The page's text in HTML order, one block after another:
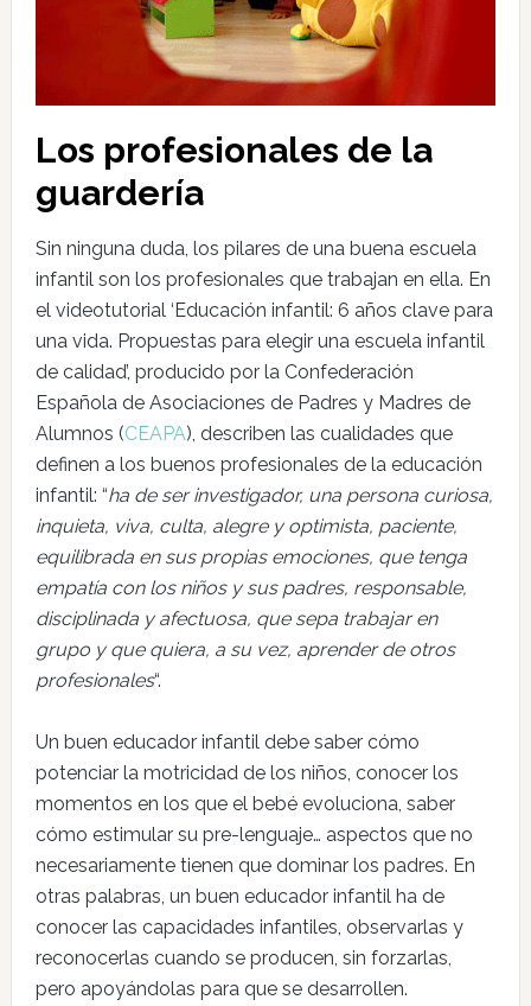
Los profesionales de la
guardería
Sin ninguna duda, los pilares de una buena escuela
infantil son los profesionales que trabajan en ella. En
el videotutorial ‘Educación infantil: 6 años clave para
una vida. Propuestas para elegir una escuela infantil
de calidad’, producido por la Confederación
Española de Asociaciones de Padres y Madres de
Alumnos (CEAPA), describen las cualidades que
definen a los buenos profesionales de la educación
infantil: “ha de ser investigador, una persona curiosa,
inquieta, viva, culta, alegre y optimista, paciente,
equilibrada en sus propias emociones, que tenga
empatía con los niños y sus padres, responsable,
disciplinada y afectuosa, que sepa trabajar en
grupo y que quiera, a su vez, aprender de otros
profesionales“.
Un buen educador infantil debe saber cómo
potenciar la motricidad de los niños, conocer los
momentos en los que el bebé evoluciona, saber
cómo estimular su pre-lenguaje… aspectos que no
necesariamente tienen que dominar los padres. En
otras palabras, un buen educador infantil ha de
conocer las capacidades infantiles, observarlas y
reconocerlas cuando se producen, sin forzarlas,
pero apoyándolas para que se desarrollen.